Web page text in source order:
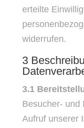
erteilte
widerrufen.
3
3.1
Besucher- und
Aufruf unserer